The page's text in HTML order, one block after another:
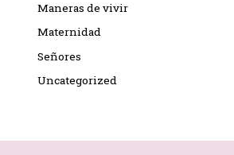
Maneras de vivir
Maternidad
Señores
Uncategorized